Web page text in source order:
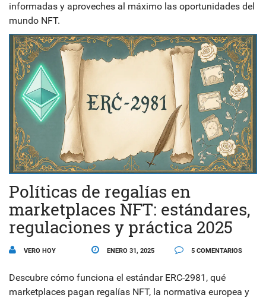
informadas y aproveches al máximo las oportunidades del
mundo NFT.
Políticas de regalías en
marketplaces NFT: estándares,
regulaciones y práctica 2025
VERO HOY ENERO 31, 2025 5 COMENTARIOS
Descubre cómo funciona el estándar ERC-2981, qué
marketplaces pagan regalías NFT, la normativa europea y